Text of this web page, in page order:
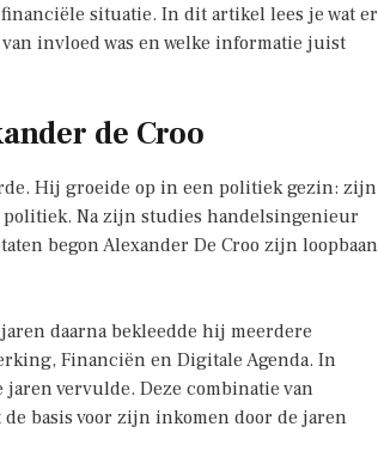
situatie. In dit artikel lees je wat er
invloed was en welke informatie juist
de Croo
Hij groeide op in een politiek gezin: zijn
politiek. Na zijn studies handelsingenieur
begon Alexander De Croo zijn loopbaan
daarna bekleedde hij meerdere
Financiën en Digitale Agenda. In
vervulde. Deze combinatie van
basis voor zijn inkomen door de jaren